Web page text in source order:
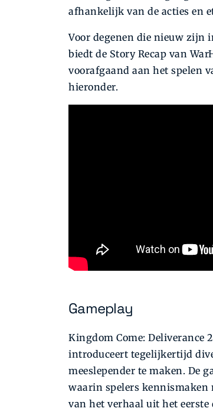
afhankelijk van de acties en
Voor degenen die nieuw zijn
biedt de Story Recap van
voorafgaand aan het spelen
hieronder.
Gameplay
Kingdom Come:
introduceert tegelijkertijd
meeslepender te maken. De
waarin spelers kennismaken
van het verhaal uit het